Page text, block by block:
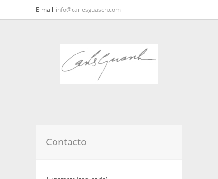
E-mail: info@carlesguasch.com
Contacto